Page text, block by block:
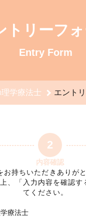
トリーフ
Entry Form
学療法士 エント
2
内容確認
お持ちいただきありが
、「入力内容を確認す
てください。
療法士